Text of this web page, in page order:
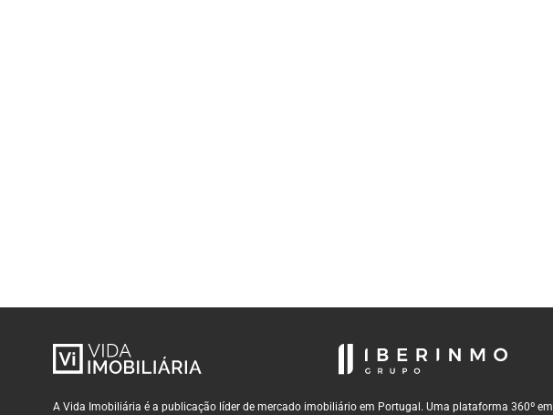
A Vida Imobiliária é a publicação líder de mercado imobiliário em Portugal. Uma plataforma 360º em